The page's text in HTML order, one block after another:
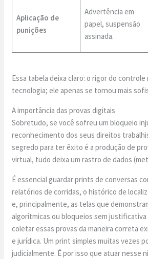
Aplicação de
punições
Advertência em
papel, suspensão
assinada.
Essa tabela deixa claro: o rigor do controle
tecnologia; ele apenas se tornou mais
A importância das provas digitais
Sobretudo, se você sofreu um bloqueio
reconhecimento dos seus direitos
segredo para ter êxito é a produção de
virtual, tudo deixa um rastro de dados
É essencial guardar prints de conversas
relatórios de corridas, o histórico de
e, principalmente, as telas que
algorítmicas ou bloqueios sem
coletar essas provas da maneira correta
e jurídica. Um print simples muitas vezes
judicialmente. É por isso que atuar nesse